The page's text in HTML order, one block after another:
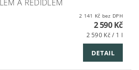
A ŘEDIDLEM
2 141 Kč bez DPH
2 590 Kč
2 590 Kč / 1 l
DETAIL